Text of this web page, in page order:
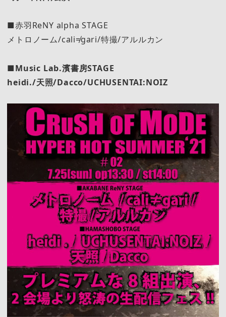
■赤羽ReNY alpha STAGE
メトロノーム/cali≠gari/特撮/アルルカン
■Music Lab.濱書房STAGE
heidi./天照/Dacco/UCHUSENTAI:NOIZ